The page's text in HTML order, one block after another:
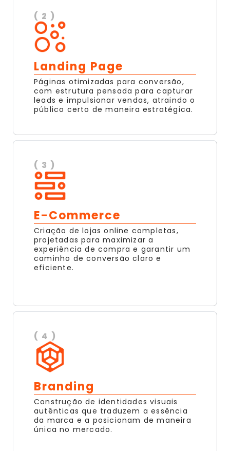
( 2 )
Landing Page
Páginas otimizadas para conversão,
com estrutura pensada para capturar
leads e impulsionar vendas, atraindo o
público certo de maneira estratégica.
( 3 )
E-Commerce
Criação de lojas online completas,
projetadas para maximizar a
experiência de compra e garantir um
caminho de conversão claro e
eficiente.
( 4 )
Branding
Construção de identidades visuais
autênticas que traduzem a essência
da marca e a posicionam de maneira
única no mercado.